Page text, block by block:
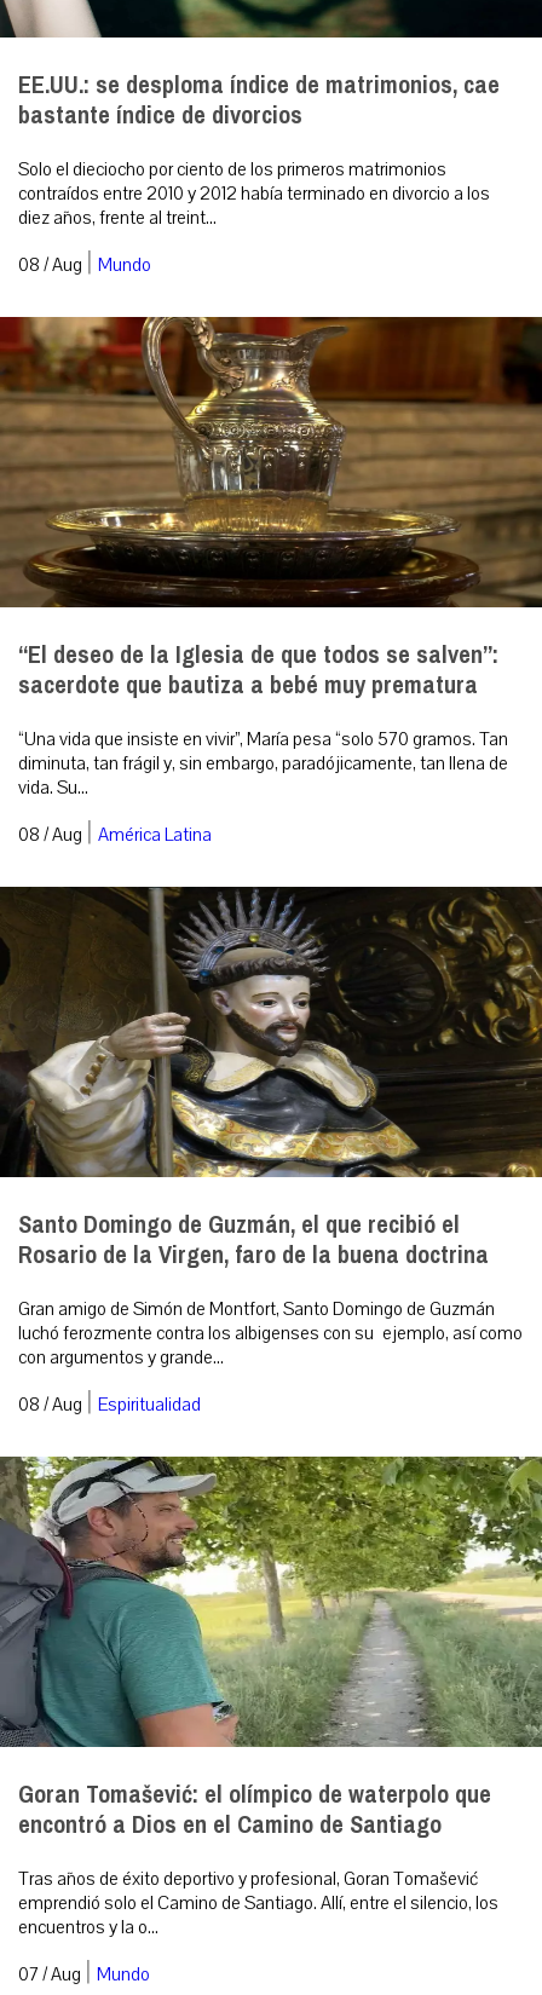
EE.UU.: se desploma índice de matrimonios, cae
bastante índice de divorcios
Solo el dieciocho por ciento de los primeros matrimonios
contraídos entre 2010 y 2012 había terminado en divorcio a los
diez años, frente al treint...
08 / Aug | Mundo
“El deseo de la Iglesia de que todos se salven”:
sacerdote que bautiza a bebé muy prematura
“Una vida que insiste en vivir”, María pesa “solo 570 gramos. Tan
diminuta, tan frágil y, sin embargo, paradójicamente, tan llena de
vida. Su...
08 / Aug | América Latina
Santo Domingo de Guzmán, el que recibió el
Rosario de la Virgen, faro de la buena doctrina
Gran amigo de Simón de Montfort, Santo Domingo de Guzmán
luchó ferozmente contra los albigenses con su ejemplo, así como
con argumentos y grande...
08 / Aug | Espiritualidad
Goran Tomašević: el olímpico de waterpolo que
encontró a Dios en el Camino de Santiago
Tras años de éxito deportivo y profesional, Goran Tomašević
emprendió solo el Camino de Santiago. Allí, entre el silencio, los
encuentros y la o...
07 / Aug | Mundo